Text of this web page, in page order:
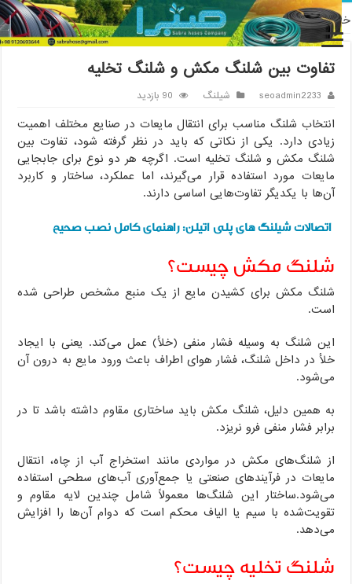
/ شیلنگ / تفاوت بین شلنگ مکش و شلنگ تخلیه
تفاوت بین شلنگ مکش و شلنگ تخلیه
seoadmin2233 شیلنگ 90 بازدید
انتخاب شلنگ مناسب برای انتقال مایعات در صنایع مختلف اهمیت
زیادی دارد. یکی از نکاتی که باید در نظر گرفته شود، تفاوت بین
شلنگ مکش و شلنگ تخلیه است. اگرچه هر دو نوع برای جابجایی
مایعات مورد استفاده قرار می‌گیرند، اما عملکرد، ساختار و کاربرد
آن‌ها با یکدیگر تفاوت‌هایی اساسی دارند.
اتصالات شیلنگ های پلی اتیلن: راهنمای کامل نصب صحیح
شلنگ مکش چیست؟
شلنگ مکش برای کشیدن مایع از یک منبع مشخص طراحی شده
است.
این شلنگ به وسیله فشار منفی (خلأ) عمل می‌کند. یعنی با ایجاد
خلأ در داخل شلنگ، فشار هوای اطراف باعث ورود مایع به درون آن
می‌شود.
به همین دلیل، شلنگ مکش باید ساختاری مقاوم داشته باشد تا در
برابر فشار منفی فرو نریزد.
از شلنگ‌های مکش در مواردی مانند استخراج آب از چاه، انتقال
مایعات در فرآیندهای صنعتی یا جمع‌آوری آب‌های سطحی استفاده
می‌شود.ساختار این شلنگ‌ها معمولاً شامل چندین لایه مقاوم و
تقویت‌شده با سیم یا الیاف محکم است که دوام آن‌ها را افزایش
می‌دهد.
شلنگ تخلیه چیست؟